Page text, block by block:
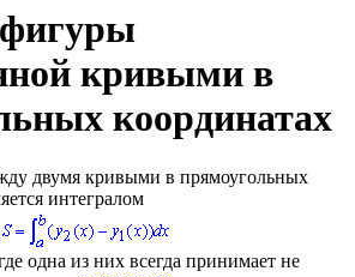
кривыми в
координатах
двумя кривыми в прямоугольных
интегралом
одна из них всегда принимает не